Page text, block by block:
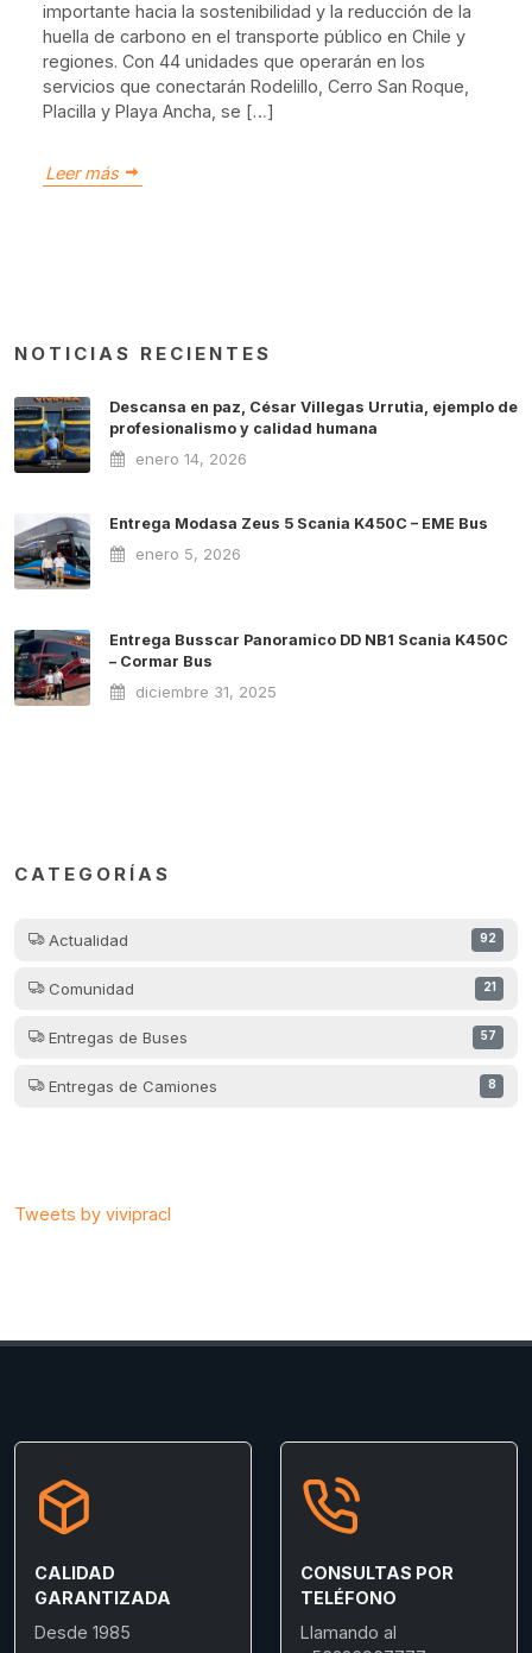
importante hacia la sostenibilidad y la reducción de la
huella de carbono en el transporte público en Chile y
regiones. Con 44 unidades que operarán en los
servicios que conectarán Rodelillo, Cerro San Roque,
Placilla y Playa Ancha, se […]
Leer más
NOTICIAS RECIENTES
Descansa en paz, César Villegas Urrutia, ejemplo de
profesionalismo y calidad humana
enero 14, 2026
Entrega Modasa Zeus 5 Scania K450C – EME Bus
enero 5, 2026
Entrega Busscar Panoramico DD NB1 Scania K450C
– Cormar Bus
diciembre 31, 2025
CATEGORÍAS
Actualidad 92
Comunidad 21
Entregas de Buses 57
Entregas de Camiones 8
Tweets by vivipracl
CALIDAD
GARANTIZADA
Desde 1985
CONSULTAS POR
TELÉFONO
Llamando al